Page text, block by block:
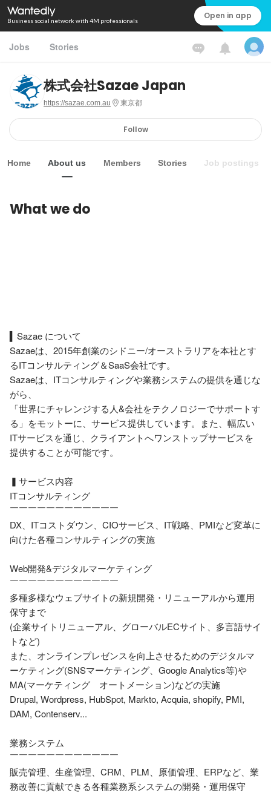
Business social network with 4M professionals Open in app
Jobs Stories
株式会社Sazae Japan
https://sazae.com.au 東京都
Follow
Home About us Members Stories Job postings
What we do
▍Sazae について
Sazaeは、2015年創業のシドニー/オーストラリアを本社とす
るITコンサルティング＆SaaS会社です。
Sazaeは、ITコンサルティングや業務システムの提供を通じな
がら、
「世界にチャレンジする人&会社をテクノロジーでサポートす
る」をモットーに、サービス提供しています。また、幅広い
ITサービスを通じ、クライアントへワンストップサービスを
提供することが可能です。
▍サービス内容
ITコンサルティング
￣￣￣￣￣￣￣￣￣￣￣￣
DX、ITコストダウン、CIOサービス、IT戦略、PMIなど変革に
向けた各種コンサルティングの実施
Web開発&デジタルマーケティング
￣￣￣￣￣￣￣￣￣￣￣￣
多種多様なウェブサイトの新規開発・リニューアルから運用
保守まで
(企業サイトリニューアル、グローバルECサイト、多言語サイ
トなど)
また、オンラインプレゼンスを向上させるためのデジタルマ
ーケティング(SNSマーケティング、Google Analytics等)や
MA(マーケティング　オートメーション)などの実施
Drupal, Wordpress, HubSpot, Markto, Acquia, shopify, PMI,
DAM, Contenserv...
業務システム
￣￣￣￣￣￣￣￣￣￣￣￣
販売管理、生産管理、CRM、PLM、原価管理、ERPなど、業
務改善に貢献できる各種業務系システムの開発・運用保守